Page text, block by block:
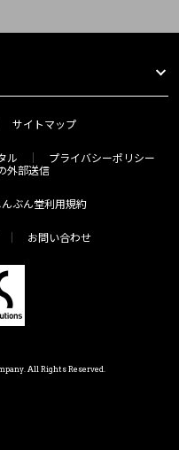
サイトマップ
ル
プライバシーポリシー
外部送信
んぶん堂利用規約
お問い合わせ
All Rights Reserved.